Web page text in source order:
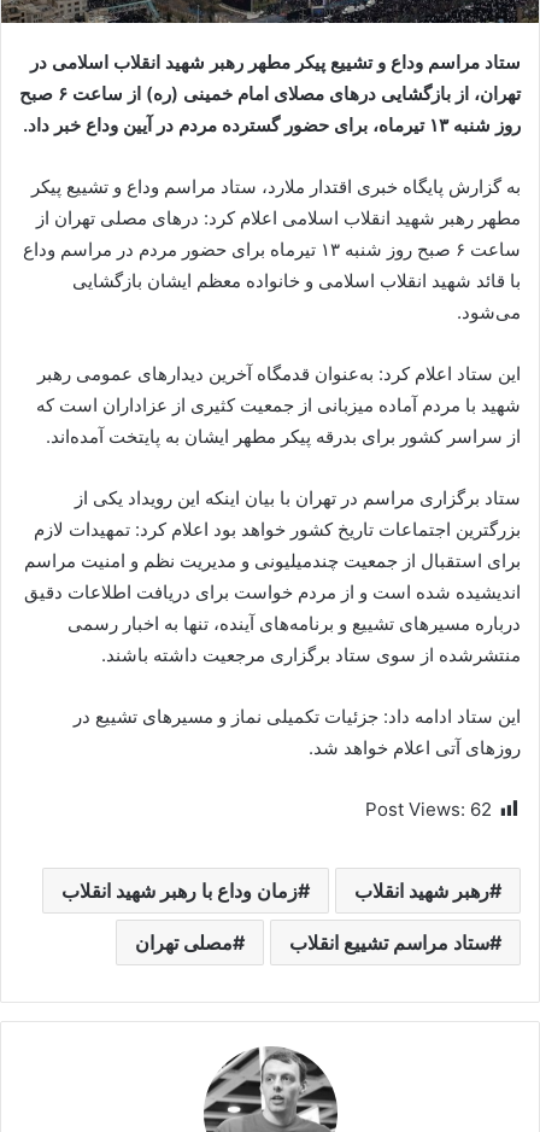
ستاد مراسم وداع و تشییع پیکر مطهر رهبر شهید انقلاب اسلامی در
تهران، از بازگشایی در‌های مصلای امام خمینی (ره) از ساعت ۶ صبح
روز شنبه ۱۳ تیرماه، برای حضور گسترده مردم در آیین وداع خبر داد.
به گزارش پایگاه خبری اقتدار ملارد، ستاد مراسم وداع و تشییع پیکر
مطهر رهبر شهید انقلاب اسلامی اعلام کرد: درهای مصلی تهران از
ساعت ۶ صبح روز شنبه ۱۳ تیرماه برای حضور مردم در مراسم وداع
با قائد شهید انقلاب اسلامی و خانواده معظم ایشان بازگشایی
می‌شود.
این ستاد اعلام کرد: به‌عنوان قدمگاه آخرین دیدارهای عمومی رهبر
شهید با مردم آماده میزبانی از جمعیت کثیری از عزاداران است که
از سراسر کشور برای بدرقه پیکر مطهر ایشان به پایتخت آمده‌اند.
ستاد برگزاری مراسم در تهران با بیان اینکه این رویداد یکی از
بزرگترین اجتماعات تاریخ کشور خواهد بود اعلام کرد: تمهیدات لازم
برای استقبال از جمعیت چندمیلیونی و مدیریت نظم و امنیت مراسم
اندیشیده شده است و از مردم خواست برای دریافت اطلاعات دقیق
درباره مسیرهای تشییع و برنامه‌های آینده، تنها به اخبار رسمی
منتشرشده از سوی ستاد برگزاری مرجعیت داشته باشند.
این ستاد ادامه داد: جزئیات تکمیلی نماز و مسیرهای تشییع در
روزهای آتی اعلام خواهد شد.
Post Views: 62
رهبر شهید انقلاب زمان وداع با رهبر شهید انقلاب
ستاد مراسم تشییع انقلاب مصلی تهران